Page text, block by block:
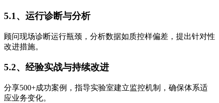
5.1、运行诊断与分析
顾问现场诊断运行瓶颈，分析数据如质控样偏差，提出针对性
改进措施。
5.2、经验实战与持续改进
分享500+成功案例，指导实验室建立监控机制，确保体系适
应业务变化。